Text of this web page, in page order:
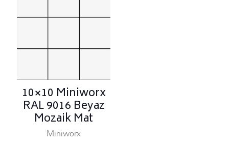
10×10 Miniworx
RAL 9016 Beyaz
Mozaik Mat
Miniworx